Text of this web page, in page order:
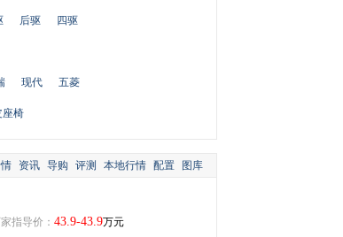
后驱 四驱
现代 五菱
座椅
资讯 导购 评测 本地行情 配置 图库
指导价： 43.9-43.9万元